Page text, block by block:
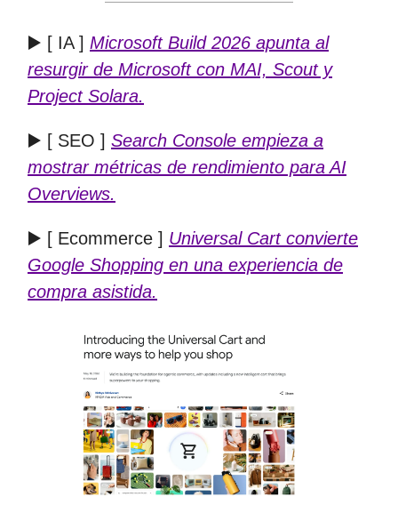
▶️ [ IA ] Microsoft Build 2026 apunta al
resurgir de Microsoft con MAI, Scout y
Project Solara.
▶️ [ SEO ] Search Console empieza a
mostrar métricas de rendimiento para AI
Overviews.
▶️ [ Ecommerce ] Universal Cart convierte
Google Shopping en una experiencia de
compra asistida.